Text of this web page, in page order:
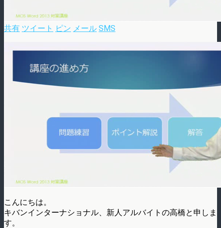
共有 ツイート ピン メール SMS
こんにちは。
キバンインターナショナル、新人アルバイトの高橋と申しま
す。